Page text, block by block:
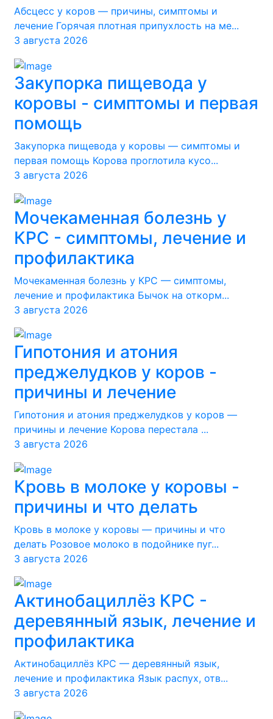
Абсцесс у коров — причины, симптомы и
лечение Горячая плотная припухлость на ме...
3 августа 2026
Закупорка пищевода у
коровы - симптомы и первая
помощь
Закупорка пищевода у коровы — симптомы и
первая помощь Корова проглотила кусо...
3 августа 2026
Мочекаменная болезнь у
КРС - симптомы, лечение и
профилактика
Мочекаменная болезнь у КРС — симптомы,
лечение и профилактика Бычок на откорм...
3 августа 2026
Гипотония и атония
преджелудков у коров -
причины и лечение
Гипотония и атония преджелудков у коров —
причины и лечение Корова перестала ...
3 августа 2026
Кровь в молоке у коровы -
причины и что делать
Кровь в молоке у коровы — причины и что
делать Розовое молоко в подойнике пуг...
3 августа 2026
Актинобациллёз КРС -
деревянный язык, лечение и
профилактика
Актинобациллёз КРС — деревянный язык,
лечение и профилактика Язык распух, отв...
3 августа 2026